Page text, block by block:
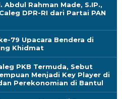
Abdul Rahman Made, S.IP.,
DPR-RI dari Partai PAN
79 Upacara Bendera di
Khidmat
PKB Termuda, Sebut
Menjadi Key Player di
Perekonomian di Bantul